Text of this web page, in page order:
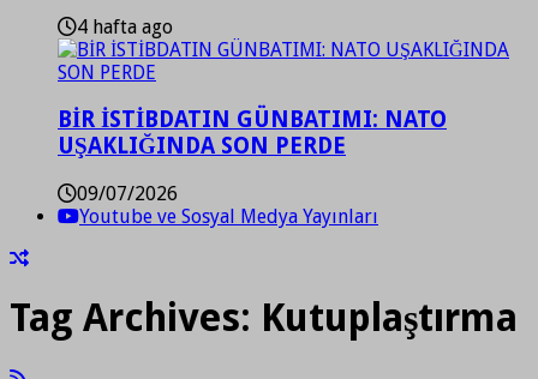
4 hafta ago
BİR İSTİBDATIN GÜNBATIMI: NATO
UŞAKLIĞINDA SON PERDE
09/07/2026
Youtube ve Sosyal Medya Yayınları
Tag Archives: Kutuplaştırma